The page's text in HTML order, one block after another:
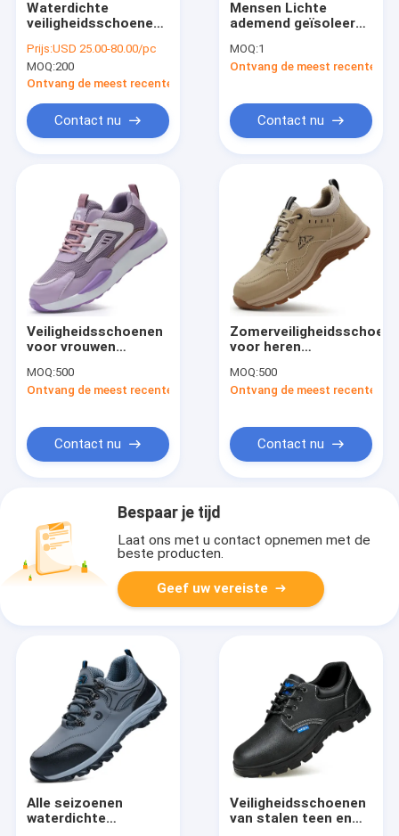
Waterdichte
veiligheidsschoenen
lichtgewicht
doorboorvaste
staaltoe ademend
industriële schoenen
voor zomerbouw
Prijs:USD 25.00-80.00/pc
MOQ:200
Ontvang de meest recente Prijs
Contact nu
Mensen Lichte
ademend geïsoleerde
10KV Elektrische
werklaarzen Stalen
zomerschoenen
Elektrisch
MOQ:1
Ontvang de meest recente
Contact nu
Veiligheidsschoenen
voor vrouwen
anti-slag-punct-
bestand lichtgewicht
werk schoeisel
MOQ:500
Ontvang de meest recente Prijs
Contact nu
voor heren
ademend Europese
standaard stalen
kunststof Zool
Comfortabele
MOQ:500
Ontvang de meest recente
Contact nu
Bespaar je tijd
Laat ons met u contact opnemen met de
beste producten.
Geef uw vereiste
Alle seizoenen
waterdichte
Veiligheidsschoenen
van stalen teen en